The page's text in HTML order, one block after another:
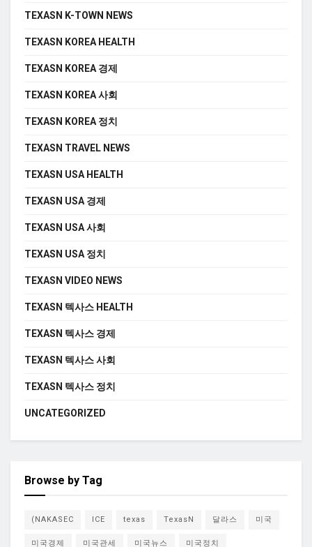
TEXASN K-TOWN NEWS
TEXASN KOREA HEALTH
TEXASN KOREA 경제
TEXASN KOREA 사회
TEXASN KOREA 정치
TEXASN TRAVEL NEWS
TEXASN USA HEALTH
TEXASN USA 경제
TEXASN USA 사회
TEXASN USA 정치
TEXASN VIDEO NEWS
TEXASN 텍사스 HEALTH
TEXASN 텍사스 경제
TEXASN 텍사스 사회
TEXASN 텍사스 정치
UNCATEGORIZED
Browse by Tag
(NAKASEC ICE texas TexasN 달라스 미국
미국경제 미국관세 미국뉴스 미국정치